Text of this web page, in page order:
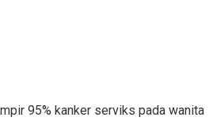
95% kanker serviks pada wanita